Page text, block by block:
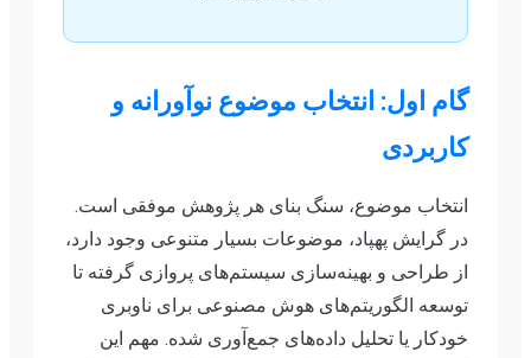
گام اول: انتخاب موضوع نوآورانه و
کاربردی
انتخاب موضوع، سنگ بنای هر پژوهش موفقی است.
در گرایش پهپاد، موضوعات بسیار متنوعی وجود دارد،
از طراحی و بهینه‌سازی سیستم‌های پروازی گرفته تا
توسعه الگوریتم‌های هوش مصنوعی برای ناوبری
خودکار یا تحلیل داده‌های جمع‌آوری شده. مهم این